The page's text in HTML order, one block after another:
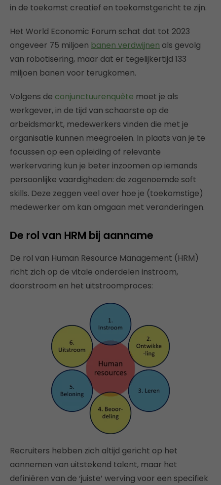
in de toekomst creatief en toekomstgericht te zijn.
Het World Economic Forum schat dat tot 2023
ongeveer 75 miljoen banen verdwijnen als gevolg
van robotisering, maar dat er tegelijkertijd 133
miljoen banen voor terugkomen.
Volgens de conjunctuurenquête moet je als
werkgever, in de tijd van schaarste op de
arbeidsmarkt, medewerkers vinden die met je
organisatie kunnen meegroeien. In plaats van je te
focussen op een opleiding of relevante
werkervaring kun je beter inzoomen op iemands
persoonlijke vaardigheden: de zogenoemde soft
skills. Deze zeggen veel over hoe je (toekomstige)
medewerker om kan omgaan met veranderingen.
De rol van HRM bij aanname
De rol van Human Resource Management (HRM)
richt zich op de vitale onderdelen instroom,
doorstroom en het uitstroomproces:
Recruiters hebben zich altijd gericht op het
aannemen van uitstekend talent, maar het
definiëren van de ‘juiste’ werving voor een specifiek